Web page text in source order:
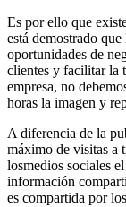
Es por ello que
está demostrado
oportunidades de
clientes y facilitar la
empresa, no
horas la imagen y
A diferencia de la
máximo de visitas a
losmedios sociales
información
es compartida por